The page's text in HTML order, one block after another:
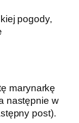
pogody,
marynarkę
następnie w
post).